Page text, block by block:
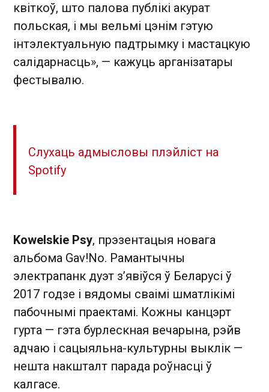
квіткоў, што палова публікі акурат
польская, і мы вельмі цэнім гэтую
інтэлектуальную падтрымку і мастацкую
салідарнасць», — кажуць арганізатары
фестывалю.
Слухаць адмысловы плэйліст на
Spotify
Kowelskie Psy, прэзентацыя новага
альбома Gav!No. Рамантычны
электрапанк дуэт з’явіўся ў Беларусі ў
2017 годзе і вядомы сваімі шматлікімі
пабочнымі праектамі. Кожны канцэрт
гурта — гэта бурлескная вечарына, рэйв
адчаю і сацыяльна-культурны выклік —
нешта накшталт парада роўнасці ў
калгасе.